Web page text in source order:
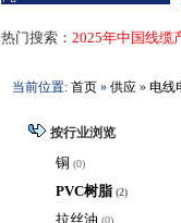
热门搜索： 2025年中国线缆
当前位置: 首页 » 供应 » 电线
按行业浏览
铜 (0)
PVC树脂 (2)
拉丝油 (0)